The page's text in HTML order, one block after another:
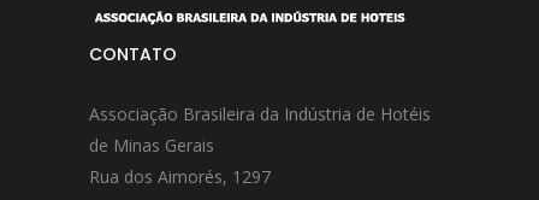
CONTATO
Associação Brasileira da Indústria de Hotéis
de Minas Gerais
Rua dos Aimorés, 1297